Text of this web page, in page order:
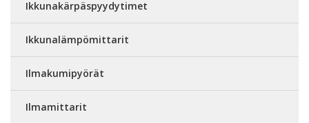
Ikkunakärpäspyydytimet
Ikkunalämpömittarit
Ilmakumipyörät
Ilmamittarit